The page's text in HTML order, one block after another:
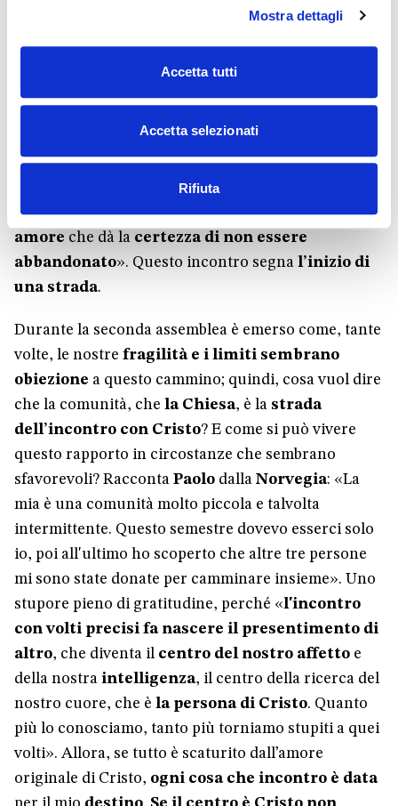
Mostra dettagli
Accetta tutti
Accetta selezionati
Rifiuta
cambia la vita.Davide
cambiamento che permette l’esperienza del
moltiplicazione. Vuol dire che
ciò che prima non vedevi e non vivevi» e
introduce lapossibilità di una rilettura nuova
, cioè di riconoscere «come tutta la
propriastoriaèinscritta dentro uno sguardo di
amore che dà la certezza di non essere
abbandonato». Questo incontro segna l’inizio di
una strada.
Durante la seconda assemblea è emerso come, tante
volte, le nostre fragilità e i limiti sembrano
obiezione a questo cammino; quindi, cosa vuol dire
che la comunità, che la Chiesa, è la strada
dell’incontro con Cristo? E come si può vivere
questo rapporto in circostanze che sembrano
sfavorevoli? Racconta Paolo dalla Norvegia: «La
mia è una comunità molto piccola e talvolta
intermittente. Questo semestre dovevo esserci solo
io, poi all'ultimo ho scoperto che altre tre persone
mi sono state donate per camminare insieme». Uno
stupore pieno di gratitudine, perché «l'incontro
con volti precisi fa nascere il presentimento di
altro, che diventa il centro del nostro affetto e
della nostra intelligenza, il centro della ricerca del
nostro cuore, che è la persona di Cristo. Quanto
più lo conosciamo, tanto più torniamo stupiti a quei
volti». Allora, se tutto è scaturito dall’amore
originale di Cristo, ogni cosa che incontro è data